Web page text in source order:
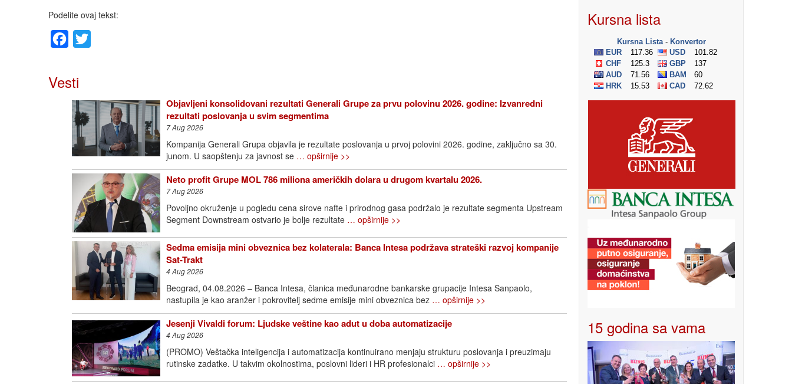
Podelite ovaj tekst:
Facebook
Vesti
Objavljeni konsolidovani rezultati Generali Grupe za prvu polovinu 2026. godine: Izvanredni
rezultati poslovanja u svim segmentima
7 Aug 2026
Kompanija Generali Grupa objavila je rezultate poslovanja u prvoj polovini 2026. godine, zaključno sa 30.
junom. U saopštenju za javnost se … opširnije >>
Neto profit Grupe MOL 786 miliona američkih dolara u drugom kvartalu 2026.
7 Aug 2026
Povoljno okruženje u pogledu cena sirove nafte i prirodnog gasa podržalo je rezultate segmenta Upstream
Segment Downstream ostvario je bolje rezultate … opširnije >>
Sedma emisija mini obveznica bez kolaterala: Banca Intesa podržava strateški razvoj kompanije
Sat-Trakt
4 Aug 2026
Beograd, 04.08.2026 – Banca Intesa, članica međunarodne bankarske grupacije Intesa Sanpaolo,
nastupila je kao aranžer i pokrovitelj sedme emisije mini obveznica bez … opširnije >>
Jesenji Vivaldi forum: Ljudske veštine kao adut u doba automatizacije
4 Aug 2026
(PROMO) Veštačka inteligencija i automatizacija kontinuirano menjaju strukturu poslovanja i preuzimaju
rutinske zadatke. U takvim okolnostima, poslovni lideri i HR profesionalci … opširnije >>
Kursna lista
15 godina sa vama